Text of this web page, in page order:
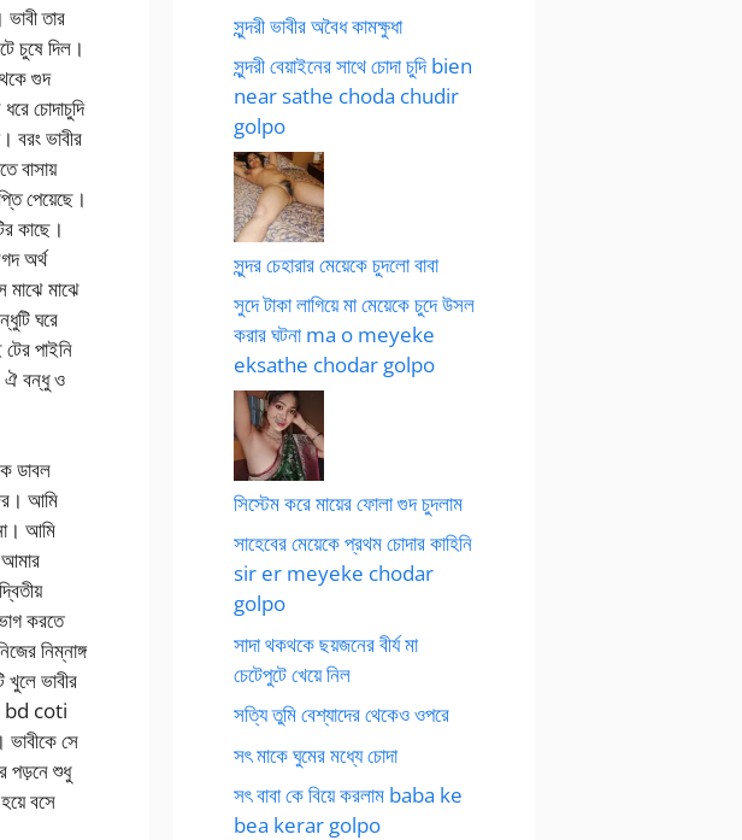
তার
চুষে দিল।
গুদ
চোদাচুদি
বরং ভাবীর
বাসায়
পেয়েছে।
কাছে।
অর্থ
মাঝে
ঘরে
পাইনি
ঐ বন্ধু ও
ডাবল
আমি
আমি
আমার
করতে
নিম্নাঙ্গ
খুলে ভাবীর
bd coti
সে
পড়নে শুধু
বসে
সুন্দরী ভাবীর অবৈধ কামক্ষুধা
সুন্দরী বেয়াইনের সাথে চোদা চুদি bien
near sathe choda chudir
golpo
সুন্দর চেহারার মেয়েকে চুদলো বাবা
সুদে টাকা লাগিয়ে মা মেয়েকে চুদে উসল
করার ঘটনা ma o meyeke
eksathe chodar golpo
সিস্টেম করে মায়ের ফোলা গুদ চুদলাম
সাহেবের মেয়েকে প্রথম চোদার কাহিনি
sir er meyeke chodar
golpo
সাদা থকথকে ছয়জনের বীর্য মা
চেটেপুটে খেয়ে নিল
সত্যি তুমি বেশ্যাদের থেকেও ওপরে
সৎ মাকে ঘুমের মধ্যে চোদা
সৎ বাবা কে বিয়ে করলাম baba ke
bea kerar golpo